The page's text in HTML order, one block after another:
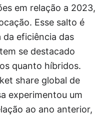
em relação a 2023,
Esse salto é
da eficiência das
se destacado
quanto híbridos.
share global de
experimentou um
ao ano anterior,